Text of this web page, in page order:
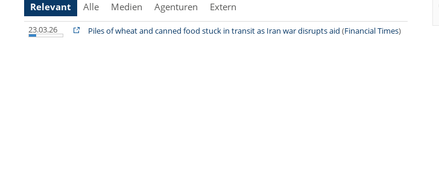
Relevant Alle Medien Agenturen Extern
23.03.26 Piles of wheat and canned food stuck in transit as Iran war disrupts aid (Financial Times)